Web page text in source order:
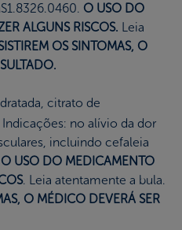
O USO DO
ALGUNS RISCOS. Leia
OS SINTOMAS, O
citrato de
no alívio da dor
incluindo cefaleia
O USO DO MEDICAMENTO
. Leia atentamente a bula.
O MÉDICO DEVERÁ SER